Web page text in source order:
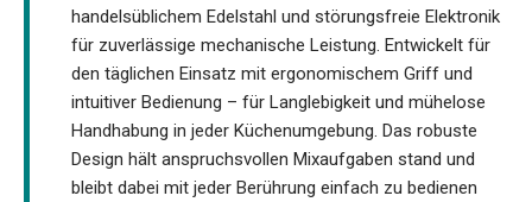
handelsüblichem Edelstahl und störungsfreie Elektronik
für zuverlässige mechanische Leistung. Entwickelt für
den täglichen Einsatz mit ergonomischem Griff und
intuitiver Bedienung – für Langlebigkeit und mühelose
Handhabung in jeder Küchenumgebung. Das robuste
Design hält anspruchsvollen Mixaufgaben stand und
bleibt dabei mit jeder Berührung einfach zu bedienen